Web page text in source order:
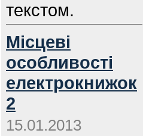
текстом.
Місцеві
особливості
електрокнижок
2
15.01.2013